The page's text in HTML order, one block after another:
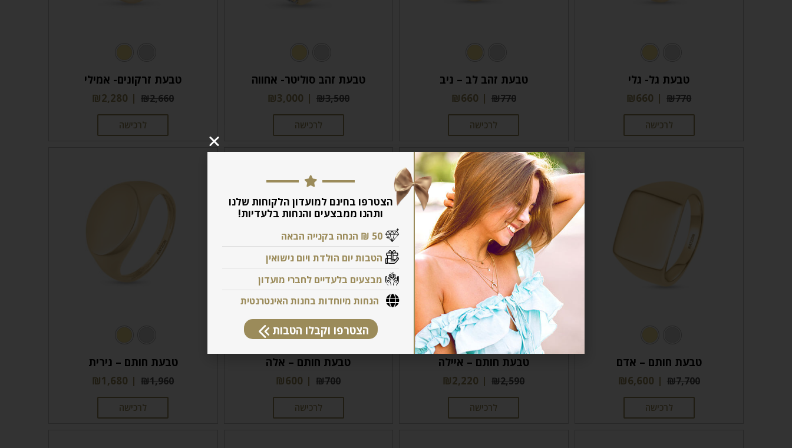
טבעת גל- גלי
₪770
₪660
לרכישה
טבעת זהב לב – ניב
₪770
₪660
לרכישה
טבעת זהב סוליטר- אחווה
₪3,500
₪3,000
לרכישה
טבעת זרקונים- אמילי
₪2,660
₪2,280
לרכישה
טבעת חותם – אדם
₪7,700
₪6,600
לרכישה
טבעת חותם – איילה
₪2,590
₪2,220
לרכישה
טבעת חותם – אלה
₪700
₪600
לרכישה
טבעת חותם – נירית
₪1,960
₪1,680
לרכישה
הצטרפו בחינם למועדון הלקוחות שלנו
ותהנו ממבצעים והנחות בלעדיות!
50 ₪ הנחה בקנייה הבאה
הטבות יום הולדת ויום נישואין
מבצעים בלעדיים לחברי מועדון
הנחות מיוחדות בחנות האינטרנטית
הצטרפו וקבלו הטבות